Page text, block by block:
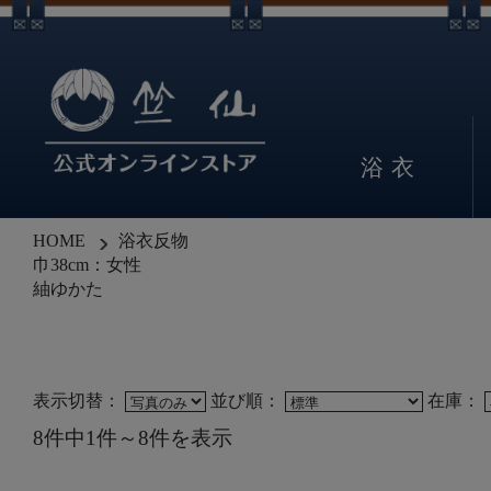
浴衣
HOME
浴衣反物
巾38cm：女性
紬ゆかた
表示切替： 並び順： 在庫：
8件中1件～8件を表示